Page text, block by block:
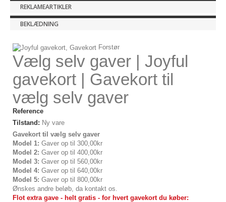
REKLAMEARTIKLER
BEKLÆDNING
Forstør
Vælg selv gaver | Joyful
gavekort | Gavekort til
vælg selv gaver
Reference
Tilstand: Ny vare
Gavekort til vælg selv gaver
Model 1: Gaver op til 300,00kr
Model 2: Gaver op til 400,00kr
Model 3: Gaver op til 560,00kr
Model 4: Gaver op til 640,00kr
Model 5: Gaver op til 800,00kr
Ønskes andre beløb, da kontakt os.
Flot extra gave - helt gratis - for hvert gavekort du køber: